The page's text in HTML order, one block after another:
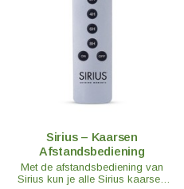
Sirius – Kaarsen
Afstandsbediening
Met de afstandsbediening van
Sirius kun je alle Sirius kaarsen